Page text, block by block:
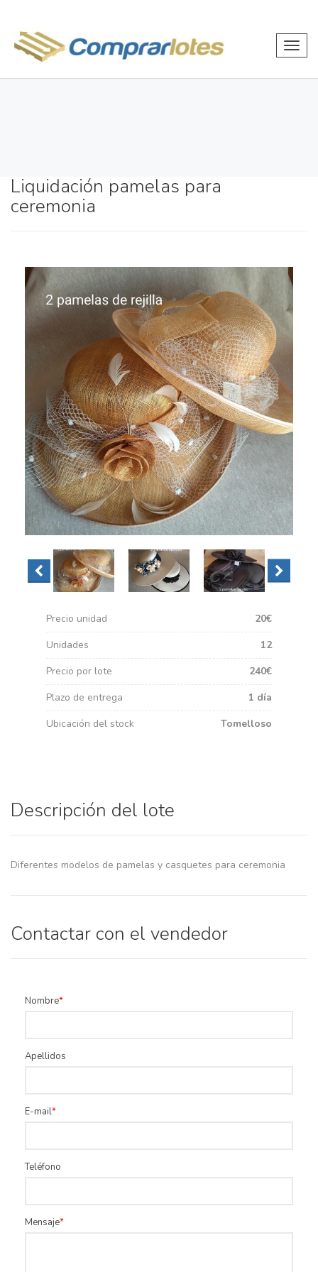
Liquidación pamelas para
ceremonia
Precio unidad
20€
Unidades
12
Precio por lote
240€
Plazo de entrega
1 día
Ubicación del stock
Tomelloso
Descripción del lote
Diferentes modelos de pamelas y casquetes para ceremonia
Contactar con el vendedor
Nombre
Apellidos
E-mail
Teléfono
Mensaje